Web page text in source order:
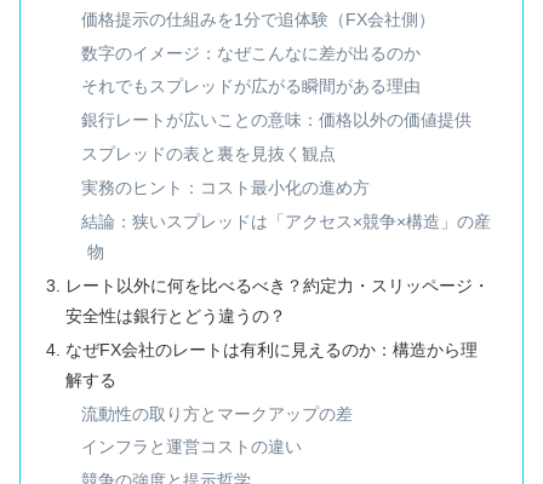
価格提示の仕組みを1分で追体験（FX会社側）
数字のイメージ：なぜこんなに差が出るのか
それでもスプレッドが広がる瞬間がある理由
銀行レートが広いことの意味：価格以外の価値提供
スプレッドの表と裏を見抜く観点
実務のヒント：コスト最小化の進め方
結論：狭いスプレッドは「アクセス×競争×構造」の産
物
レート以外に何を比べるべき？約定力・スリッページ・
安全性は銀行とどう違うの？
なぜFX会社のレートは有利に見えるのか：構造から理
解する
流動性の取り方とマークアップの差
インフラと運営コストの違い